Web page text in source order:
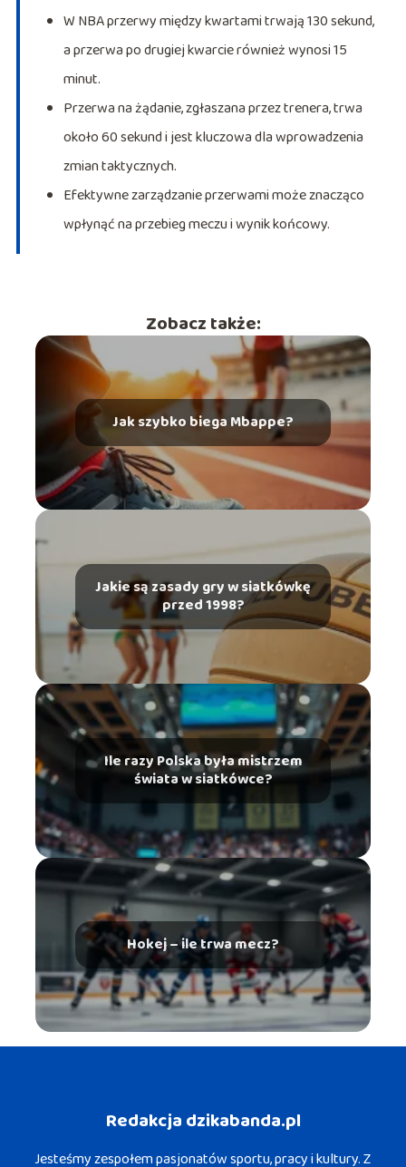
W NBA przerwy między kwartami trwają 130 sekund,
a przerwa po drugiej kwarcie również wynosi 15
minut.
Przerwa na żądanie, zgłaszana przez trenera, trwa
około 60 sekund i jest kluczowa dla wprowadzenia
zmian taktycznych.
Efektywne zarządzanie przerwami może znacząco
wpłynąć na przebieg meczu i wynik końcowy.
Zobacz także:
Jak szybko biega Mbappe?
Jakie są zasady gry w siatkówkę
przed 1998?
Ile razy Polska była mistrzem
świata w siatkówce?
Hokej – ile trwa mecz?
Redakcja dzikabanda.pl
Jesteśmy zespołem pasjonatów sportu, pracy i kultury. Z